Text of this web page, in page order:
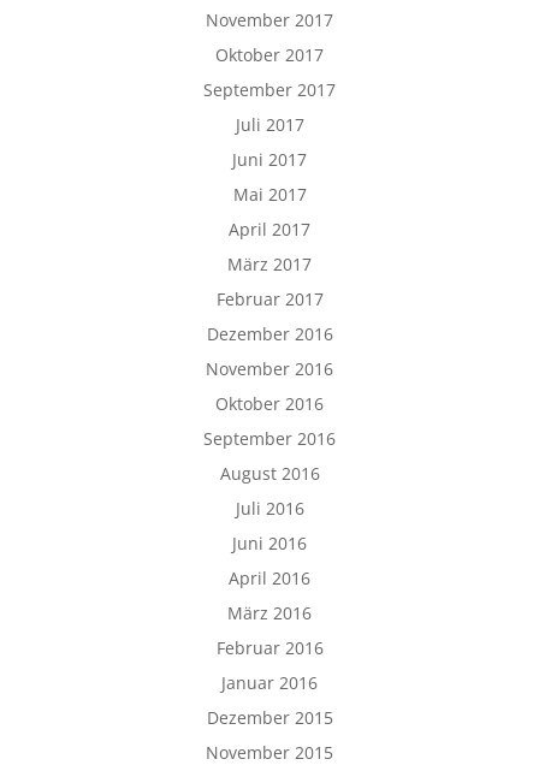
November 2017
Oktober 2017
September 2017
Juli 2017
Juni 2017
Mai 2017
April 2017
März 2017
Februar 2017
Dezember 2016
November 2016
Oktober 2016
September 2016
August 2016
Juli 2016
Juni 2016
April 2016
März 2016
Februar 2016
Januar 2016
Dezember 2015
November 2015